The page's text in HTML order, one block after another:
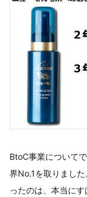
BtoC事業について
界No.1を取りまし
ったのは、本当に